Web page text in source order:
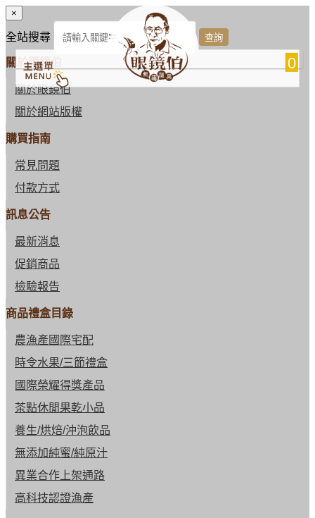
0
×
全站搜尋
關於眼鏡伯
關於眼鏡伯
關於網站版權
購買指南
常見問題
付款方式
訊息公告
最新消息
促銷商品
檢驗報告
商品禮盒目錄
農漁產國際宅配
時令水果/三節禮盒
國際榮耀得獎產品
茶點休閒果乾小品
養生/烘焙/沖泡飲品
無添加純蜜/純原汁
異業合作上架通路
高科技認證漁產